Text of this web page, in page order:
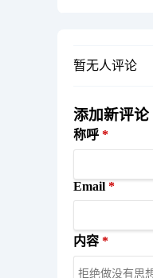
暂无人评论
添加新评论
称呼
Email
内容